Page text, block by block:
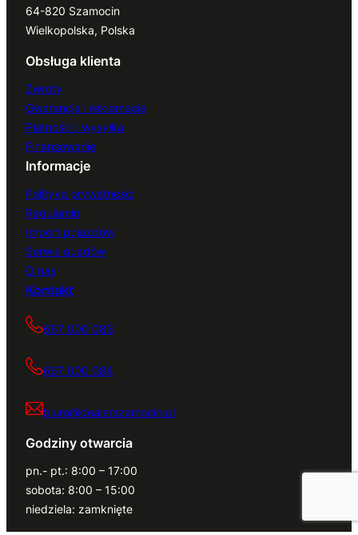
64-820 Szamocin
Wielkopolska, Polska
Obsługa klienta
Zwroty
Gwarancja i reklamacje
Płatności i wysyłka
Finansowanie
Informacje
Polityka prywatności
Regulamin
Import pojazdów
Serwis quadów
O nas
Kontakt
667 000 083
667 000 084
biuro@dealerszamocin.pl
Godziny otwarcia
pn.- pt.: 8:00 – 17:00
sobota: 8:00 – 15:00
niedziela: zamknięte